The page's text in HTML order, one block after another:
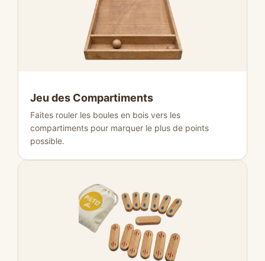
Jeu des Compartiments
Faites rouler les boules en bois vers les
compartiments pour marquer le plus de points
possible.